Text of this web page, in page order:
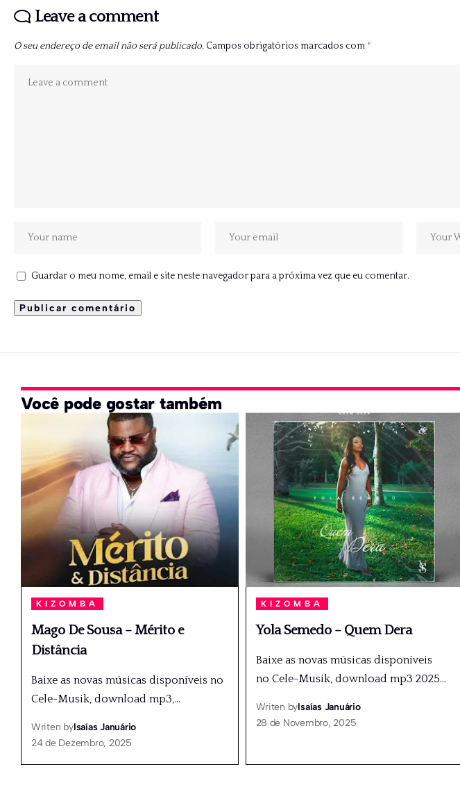
Leave a comment
O seu endereço de email não será publicado. Campos obrigatórios marcados com*
Guardar o meu nome, email e site neste navegador para a próxima vez que eu comentar.
Você pode gostar também
KIZOMBA
Mago De Sousa – Mérito e
Distância
Baixe as novas músicas disponíveis no
Cele-Musik, download mp3,…
Writen byIsaías Januário
24 de Dezembro, 2025
KIZOMBA
Yola Semedo – Quem Dera
Baixe as novas músicas disponíveis
no Cele-Musik, download mp3 2025…
Writen byIsaías Januário
28 de Novembro, 2025